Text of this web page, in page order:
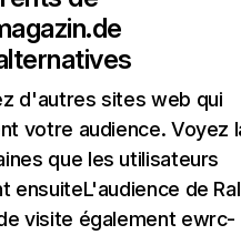
d'autres sites web qui
votre audience. Voyez
que les utilisateurs
ensuiteL'audience de
visite également ewrc-